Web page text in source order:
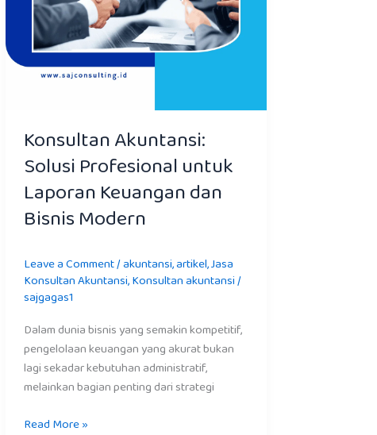
Konsultan Akuntansi:
Solusi Profesional untuk
Laporan Keuangan dan
Bisnis Modern
Leave a Comment/akuntansi,artikel,Jasa
Konsultan Akuntansi,Konsultan akuntansi/
sajgagas1
Dalam dunia bisnis yang semakin kompetitif,
pengelolaan keuangan yang akurat bukan
lagi sekadar kebutuhan administratif,
melainkan bagian penting dari strategi
Bisnis
Modern
Read More »